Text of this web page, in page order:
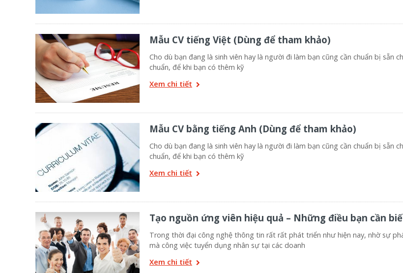
Mẫu CV tiếng Việt (Dùng để tham khảo)
Cho dù bạn đang là sinh viên hay là người đi làm bạn cũng cần chuẩn bị sẵn
chuẩn, để khi bạn có thêm kỹ
Xem chi tiết
Mẫu CV bằng tiếng Anh (Dùng để tham khảo)
Cho dù bạn đang là sinh viên hay là người đi làm bạn cũng cần chuẩn bị sẵn
chuẩn, để khi bạn có thêm kỹ
Xem chi tiết
Tạo nguồn ứng viên hiệu quả – Những điều bạn cần
Trong thời đại công nghệ thông tin rất rất phát triển như hiện nay, nhờ sự
mà công việc tuyển dụng nhân sự tại các doanh
Xem chi tiết